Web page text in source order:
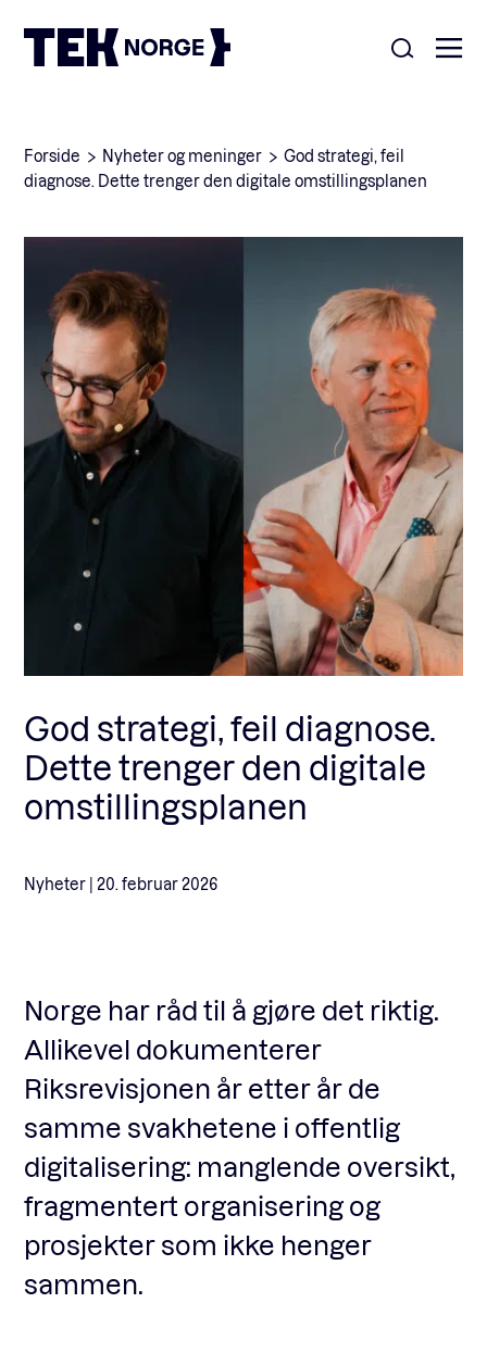
Om oss
Medlemskap
Møteplasser
Kontakt
English
POPULÆRE SØK:
Våre viktigste saker
Medlemskap
Ansatte
Arrangementer
Standardavtaler
Nyheter og meninger
Rapporter
Forside Nyheter og meninger
God strategi, feil
diagnose. Dette trenger den digitale omstillingsplanen
God strategi, feil diagnose.
Dette trenger den digitale
omstillingsplanen
Nyheter | 20. februar 2026
Norge har råd til å gjøre det riktig.
Allikevel dokumenterer
Riksrevisjonen år etter år de
samme svakhetene i offentlig
digitalisering: manglende oversikt,
fragmentert organisering og
prosjekter som ikke henger
sammen.